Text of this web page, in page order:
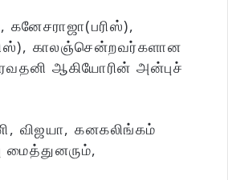
கனேசராஜா(பரிஸ்),
காலஞ்சென்றவர்களான
ஆகியோரின் அன்புச்
விஜயா, கனகலிங்கம்